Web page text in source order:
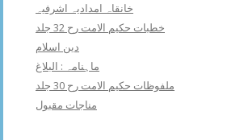
خانقاہ امدادیہ اشرفیہ
خطبات حکیم الامت رح 32 جلد
دین اسلام
ماہنامہ : البلاغ
ملفوظات حکیم الامت رح 30 جلد
مناجات مقبول